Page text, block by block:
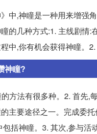
中,神瞳是一种用来增强角
的几种方式:1. 主线剧情:
中,你有机会获得神瞳。2.
神瞳?
方法有很多种。2. 首先,
主要途径之一。完成委
括神瞳。3. 其次,参与活